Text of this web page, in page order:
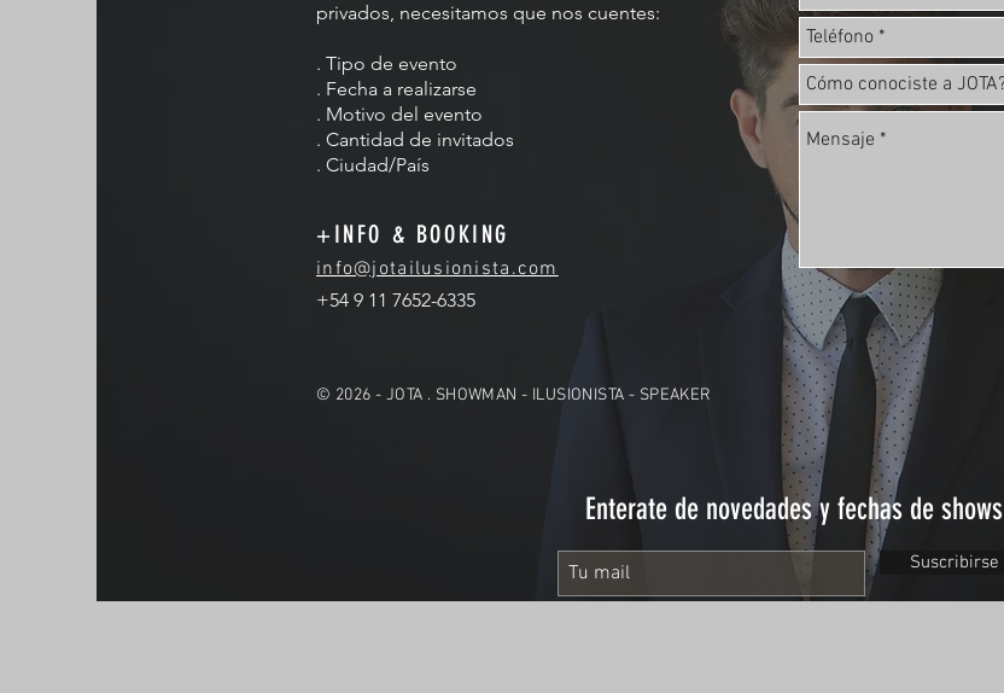
privados, necesitamos que nos cuentes:
. Tipo de evento
. Fecha a realizarse
. Motivo del evento
. Cantidad de invitados
. Ciudad/País
+INFO & BOOKING
info@jotailusionista.com
+54 9 11 7652-6335
© 2026 - JOTA . SHOWMAN - ILUSIONISTA - SPEAKER
Enterate de novedades y fechas de shows
Suscribirse